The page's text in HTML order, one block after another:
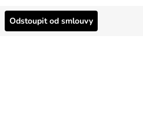
Odstoupit od smlouvy